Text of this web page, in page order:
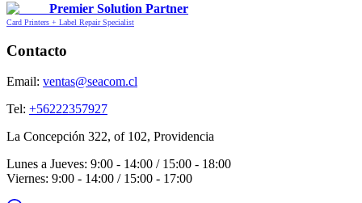
Premier Solution Partner
Card Printers + Label Repair Specialist
Contacto
Email: ventas@seacom.cl
Tel: +56222357927
La Concepción 322, of 102, Providencia
Lunes a Jueves: 9:00 - 14:00 / 15:00 - 18:00
Viernes: 9:00 - 14:00 / 15:00 - 17:00